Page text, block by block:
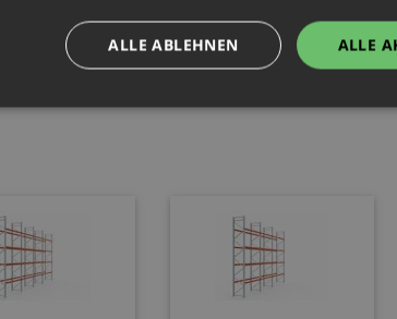
Wir weisen darauf hin, dass in
Produkt ausschließlich für den
Verbraucher i.S. v. § 13 BGB ist
ALLE
ALLE ABLEHNEN